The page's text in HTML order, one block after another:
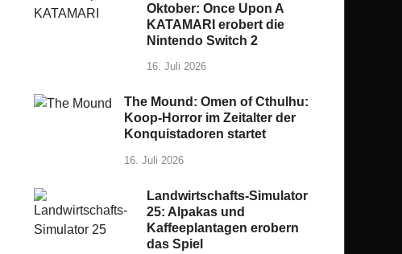
Oktober: Once Upon A
KATAMARI erobert die
Nintendo Switch 2
16. Juli 2026
The Mound: Omen of Cthulhu:
Koop-Horror im Zeitalter der
Konquistadoren startet
16. Juli 2026
Landwirtschafts-Simulator
25: Alpakas und
Kaffeeplantagen erobern
das Spiel